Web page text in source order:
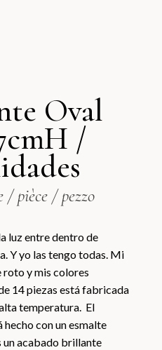
Oval
/
/ pièce / pezzo
luz entre dentro de
Y yo las tengo todas. Mi
y mis colores
14 piezas está fabricada
temperatura. El
hecho con un esmalte
un acabado brillante